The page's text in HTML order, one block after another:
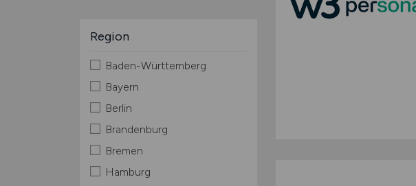
Region
Baden-Württemberg
Bayern
Berlin
Brandenburg
Bremen
Hamburg